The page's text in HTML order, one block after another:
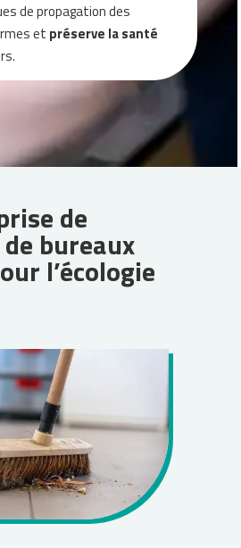
de propagation des
et préserve la santé
de
bureaux
l’écologie